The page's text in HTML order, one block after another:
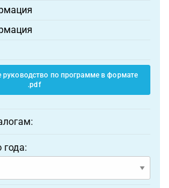
руководство по программе в формате
.pdf
года: